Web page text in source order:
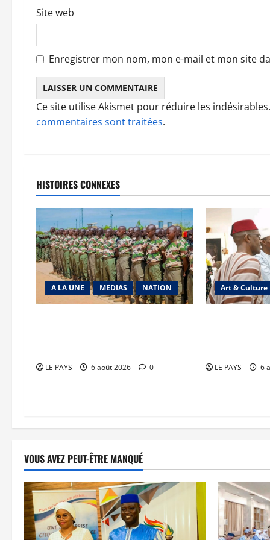
l
e
Site web
Enregistrer mon nom, mon e-mail et mon site
Ce site utilise Akismet pour réduire les indésirables.
commentaires sont traitées.
HISTOIRES CONNEXES
A LA UNE MEDIAS NATION
LE PAYS 6 août 2026 0
Art & Culture
LE PAYS 6
VOUS AVEZ PEUT-ÊTRE MANQUÉ